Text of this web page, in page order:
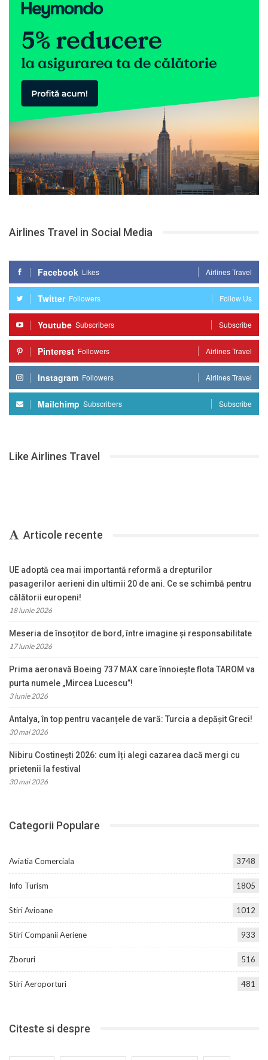
Airlines Travel in Social Media
Facebook Likes Airlines Travel
Twitter Followers Follow Us
Youtube Subscribers Subscribe
Pinterest Followers Airlines Travel
Instagram Followers Airlines Travel
Mailchimp Subscribers Subscribe
Like Airlines Travel
Articole recente
UE adoptă cea mai importantă reformă a drepturilor
pasagerilor aerieni din ultimii 20 de ani. Ce se schimbă pentru
călătorii europeni!
18 iunie 2026
Meseria de însoțitor de bord, între imagine și responsabilitate
17 iunie 2026
Prima aeronavă Boeing 737 MAX care înnoiește flota TAROM va
purta numele „Mircea Lucescu”!
3 iunie 2026
Antalya, în top pentru vacanțele de vară: Turcia a depășit Greci!
30 mai 2026
Nibiru Costinești 2026: cum îți alegi cazarea dacă mergi cu
prietenii la festival
30 mai 2026
Categorii Populare
Aviatia Comerciala 3748
Info Turism 1805
Stiri Avioane 1012
Stiri Companii Aeriene 933
Zboruri 516
Stiri Aeroporturi 481
Citeste si despre